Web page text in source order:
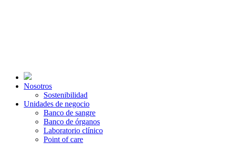
Nosotros
Sostenibilidad
Unidades de negocio
Banco de sangre
Banco de órganos
Laboratorio clínico
Point of care